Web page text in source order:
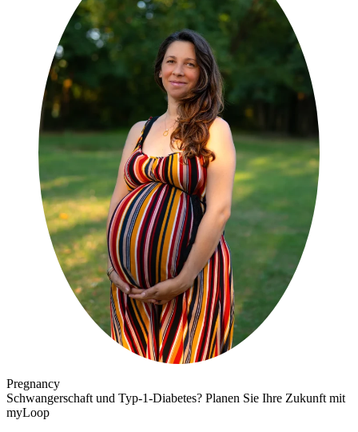
Pregnancy
Schwangerschaft und Typ-1-Diabetes? Planen Sie Ihre Zukunft mit
myLoop